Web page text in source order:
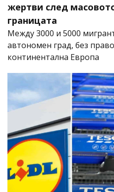
жертви след
границата
Между 3000 и 5000
автономен град, без
континентална Европа